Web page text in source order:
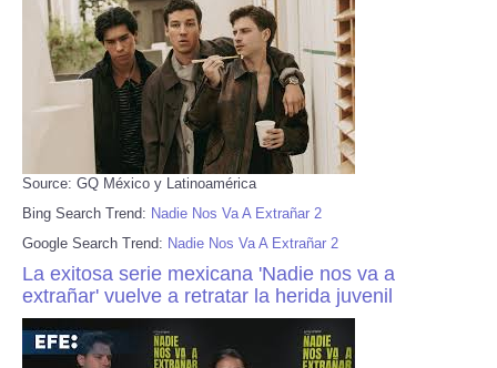
Source: GQ México y Latinoamérica
Bing Search Trend: Nadie Nos Va A Extrañar 2
Google Search Trend: Nadie Nos Va A Extrañar 2
La exitosa serie mexicana 'Nadie nos va a
extrañar' vuelve a retratar la herida juvenil